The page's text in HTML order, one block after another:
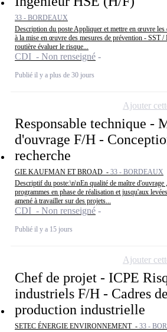
33 - BORDEAUX
Description du poste Appliquer et mettre en œuvre
à la mise en œuvre des mesures de prévention - SST
routière évaluer le risque...
CDI - Non renseigné
Publié il y a plus de 30 jours
Responsable technique -
d'ouvrage F/H -
recherche
GIE KAUFMAN ET BROAD - 33 - BORDEAUX
Descriptif du poste:\n\nEn qualité de maître d'ouvrage
programmes en phase de réalisation et jusqu'aux
amené à travailler sur des projets...
CDI - Non renseigné
Publié il y a 15 jours
Ajouter
Chef de projet - ICPE
industriels F/H - Cadres de
production industrielle
SETEC ÉNERGIE ENVIRONNEMENT - 33 -
Ajouter